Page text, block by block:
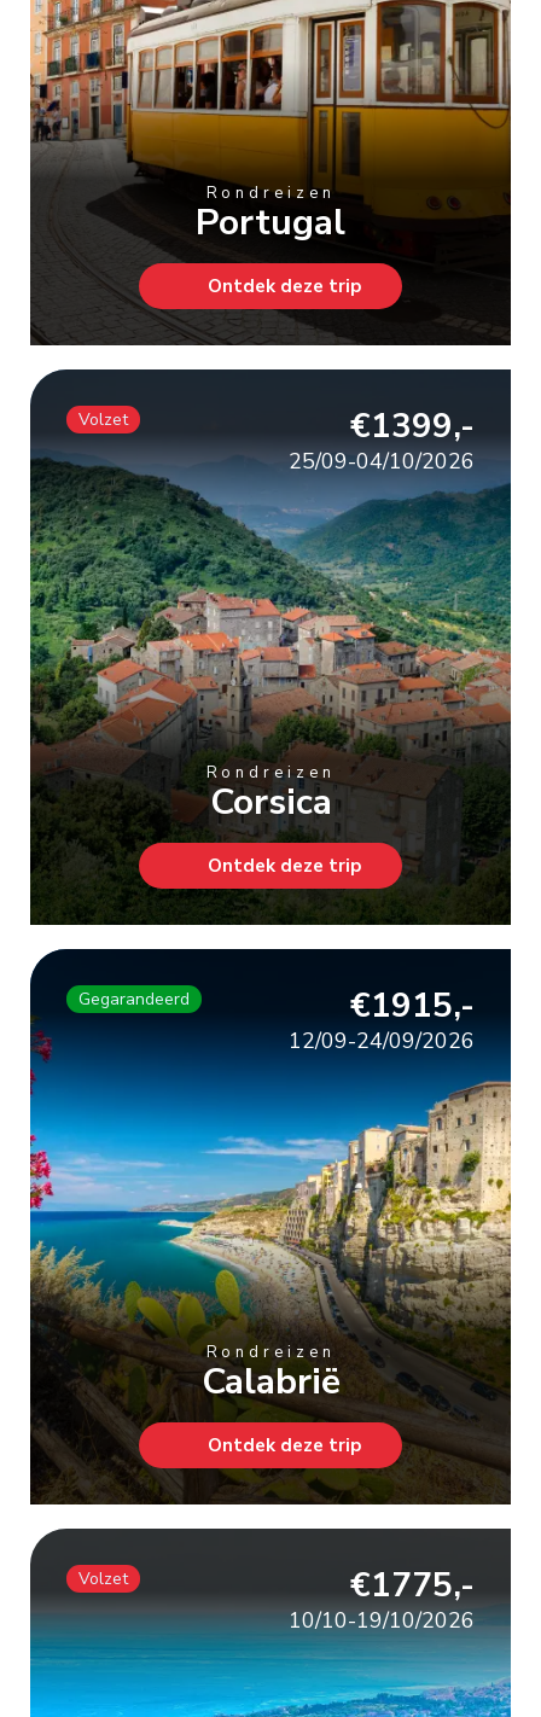
Rondreizen
Portugal
Ontdek deze trip
Volzet €1399,-
25/09-04/10/2026
Rondreizen
Corsica
Ontdek deze trip
Gegarandeerd €1915,-
12/09-24/09/2026
Rondreizen
Calabrië
Ontdek deze trip
Volzet €1775,-
10/10-19/10/2026